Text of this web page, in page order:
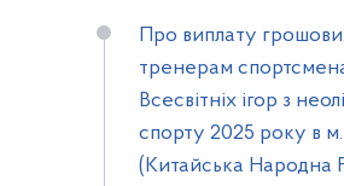
Про виплату
тренерам
Всесвітніх ігор з
спорту 2025 року в
(Китайська Народна